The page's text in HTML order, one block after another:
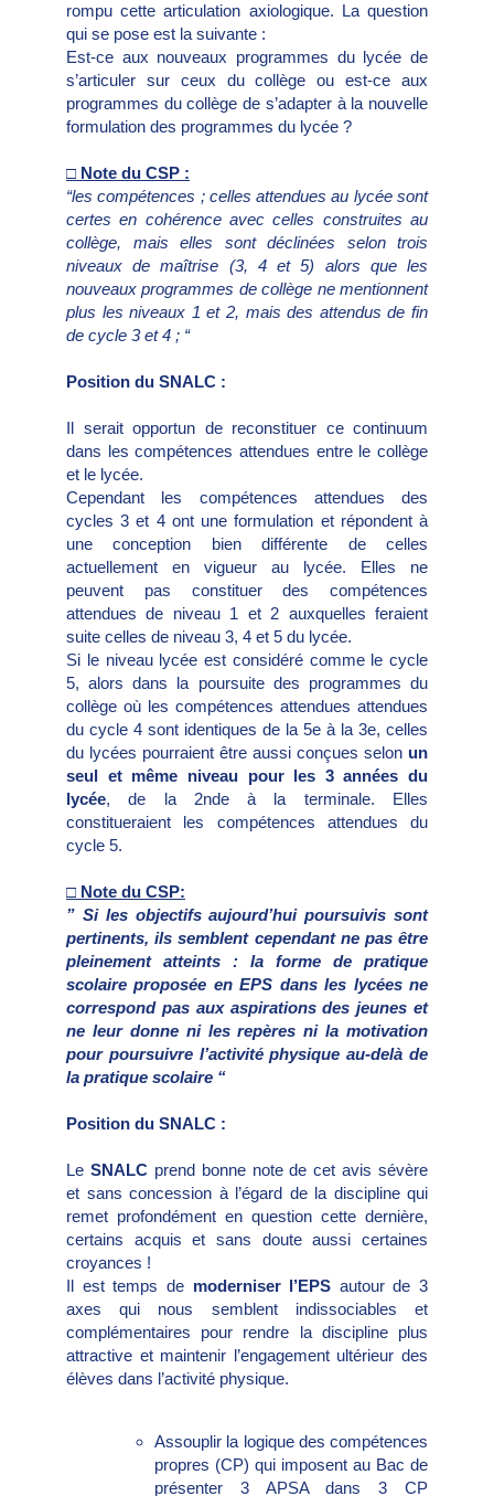
rompu cette articulation axiologique. La question
qui se pose est la suivante :
Est-ce aux nouveaux programmes du lycée de
s’articuler sur ceux du collège ou est-ce aux
programmes du collège de s’adapter à la nouvelle
formulation des programmes du lycée ?
□ Note du CSP :
“les compétences ; celles attendues au lycée sont
certes en cohérence avec celles construites au
collège, mais elles sont déclinées selon trois
niveaux de maîtrise (3, 4 et 5) alors que les
nouveaux programmes de collège ne mentionnent
plus les niveaux 1 et 2, mais des attendus de fin
de cycle 3 et 4 ; “
Position du SNALC :
Il serait opportun de reconstituer ce continuum
dans les compétences attendues entre le collège
et le lycée.
Cependant les compétences attendues des
cycles 3 et 4 ont une formulation et répondent à
une conception bien différente de celles
actuellement en vigueur au lycée. Elles ne
peuvent pas constituer des compétences
attendues de niveau 1 et 2 auxquelles feraient
suite celles de niveau 3, 4 et 5 du lycée.
Si le niveau lycée est considéré comme le cycle
5, alors dans la poursuite des programmes du
collège où les compétences attendues attendues
du cycle 4 sont identiques de la 5e à la 3e, celles
du lycées pourraient être aussi conçues selon un
seul et même niveau pour les 3 années du
lycée, de la 2nde à la terminale. Elles
constitueraient les compétences attendues du
cycle 5.
□ Note du CSP:
” Si les objectifs aujourd’hui poursuivis sont
pertinents, ils semblent cependant ne pas être
pleinement atteints : la forme de pratique
scolaire proposée en EPS dans les lycées ne
correspond pas aux aspirations des jeunes et
ne leur donne ni les repères ni la motivation
pour poursuivre l’activité physique au-delà de
la pratique scolaire “
Position du SNALC :
Le SNALC prend bonne note de cet avis sévère
et sans concession à l’égard de la discipline qui
remet profondément en question cette dernière,
certains acquis et sans doute aussi certaines
croyances !
Il est temps de moderniser l’EPS autour de 3
axes qui nous semblent indissociables et
complémentaires pour rendre la discipline plus
attractive et maintenir l’engagement ultérieur des
élèves dans l’activité physique.
Assouplir la logique des compétences
propres (CP) qui imposent au Bac de
présenter 3 APSA dans 3 CP